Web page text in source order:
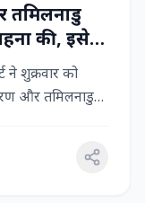
तमिलनाडु
की, इसे
ने शुक्रवार को
और तमिलनाडु